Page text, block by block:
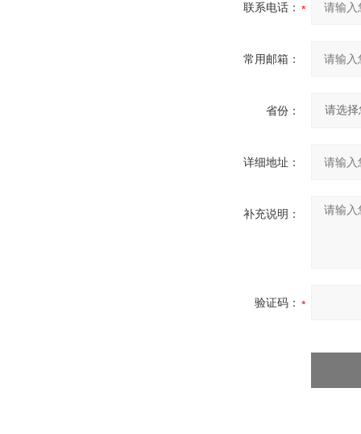
联系电话：
常用邮箱：
省份：
详细地址：
补充说明：
验证码：